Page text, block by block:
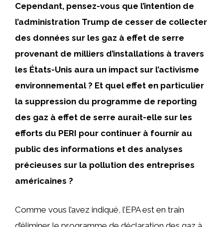
Cependant, pensez-vous que l’intention de
l’administration Trump de cesser de collecter
des données sur les gaz à effet de serre
provenant de milliers d’installations à travers
les États-Unis aura un impact sur l’activisme
environnemental ? Et quel effet en particulier
la suppression du programme de reporting
des gaz à effet de serre aurait-elle sur les
efforts du PERI pour continuer à fournir au
public des informations et des analyses
précieuses sur la pollution des entreprises
américaines ?
Comme vous l’avez indiqué, l’EPA est en train